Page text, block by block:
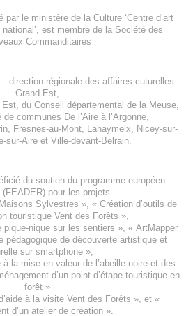
le ministère de la Culture ‘Centre d’art
est membre de la Société des
Commanditaires
direction régionale des affaires cuturelles
Grand Est,
Est, du Conseil départemental de la Meuse,
de communes De l’Aire à l’Argonne,
Fresnes-au-Mont Lahaymeix
Nicey-sur-
sur-Aireet Ville-devant-Belrain.
du soutien du programme européen
(FEADER) pour les projets
Sylvestres », « Création d’outils de
touristique Vent des Forêts »,
pique-nique sur les sentiers », « ArtMapper
pédagogique de découverte artistique et
sur smartphone »,
à la mise en valeur de l’abeille noire et des
d’un point d’étape touristique en
forêt»
à la visite Vent des Forêts », et «
d’un atelier de création».